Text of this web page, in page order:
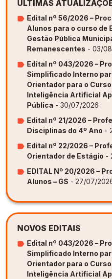
ÚLTIMAS
Edital nº 56/2026 –
Alunos para o curso de
Gestão Pública
Remanescentes - 03/
Edital nº 043/2026 –
Simplificado Interno
Orientador para o
Inteligência Artificial
Pública - 30/07/2026
Edital nº 21/2026 –
Disciplinas do 4º Ano -
Edital nº 22/2026 –
Orientador de Estágio -
EDITAL Nº 20/2026 –
Alunos – GS - 27/07/
NOVOS EDITAIS
Edital nº 043/2026 –
Simplificado Interno
Orientador para o
Inteligência Artificial